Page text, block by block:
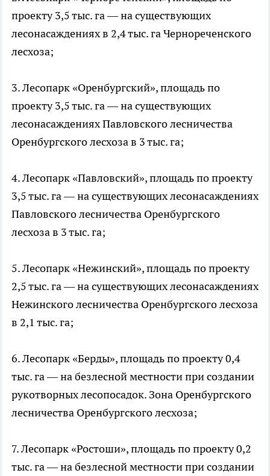
проекту 3,5 тыс. га — на существующих
лесонасаждениях в 2,4 тыс. га Чернореченского
лесхоза;
3. Лесопарк «Оренбургский», площадь по
проекту 3,5 тыс. га — на существующих
лесонасаждениях Павловского лесничества
Оренбургского лесхоза в 3 тыс. га;
4. Лесопарк «Павловский», площадь по проекту
3,5 тыс. га — на существующих лесонасаждениях
Павловского лесничества Оренбургского
лесхоза в 3 тыс. га;
5. Лесопарк «Нежинский», площадь по проекту
2,5 тыс. га — на существующих лесонасаждениях
Нежинского лесничества Оренбургского лесхоза
в 2,1 тыс. га;
6. Лесопарк «Берды», площадь по проекту 0,4
тыс. га — на безлесной местности при создании
рукотворных лесопосадок. Зона Оренбургского
лесничества Оренбургского лесхоза;
7. Лесопарк «Ростоши», площадь по проекту 0,2
тыс. га — на безлесной местности при создании